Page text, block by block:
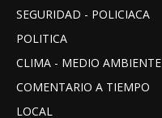
SEGURIDAD - POLICIACA
POLITICA
CLIMA - MEDIO AMBIENTE
COMENTARIO A TIEMPO
LOCAL